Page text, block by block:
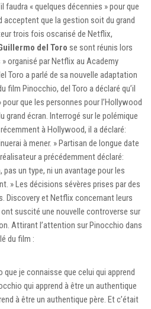
faudra « quelques décennies » pour que
acceptent que la gestion soit du grand
trois fois oscarisé de Netflix,
del Toro se sont réunis lors
» organisé par Netflix au Academy
Toro a parlé de sa nouvelle adaptation
film Pinocchio, del Toro a déclaré qu’il
que les personnes pour l’Hollywood
écran. Interrogé sur le polémique
à Hollywood, il a déclaré:
à mener. » Partisan de longue date
a précédemment déclaré:
pas un type, ni un avantage pour les
» Les décisions sévères prises par des
Discovery et Netflix concernant leurs
suscité une nouvelle controverse sur
Attirant l’attention sur Pinocchio dans
du film :
que je connaisse que celui qui apprend
qui apprend à être un authentique
à être un authentique père. Et c’était